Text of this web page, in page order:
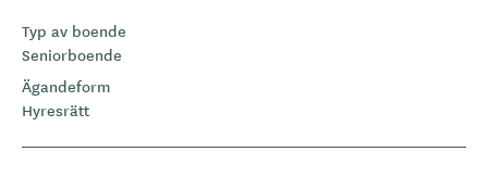
Typ av boende
Seniorboende
Ägandeform
Hyresrätt